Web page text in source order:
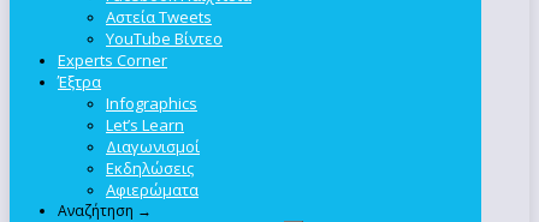
Αστεία Tweets
YouTube Βίντεο
Experts Corner
Έξτρα
Infographics
Let’s Learn
Διαγωνισμοί
Εκδηλώσεις
Αφιερώματα
Αναζήτηση →